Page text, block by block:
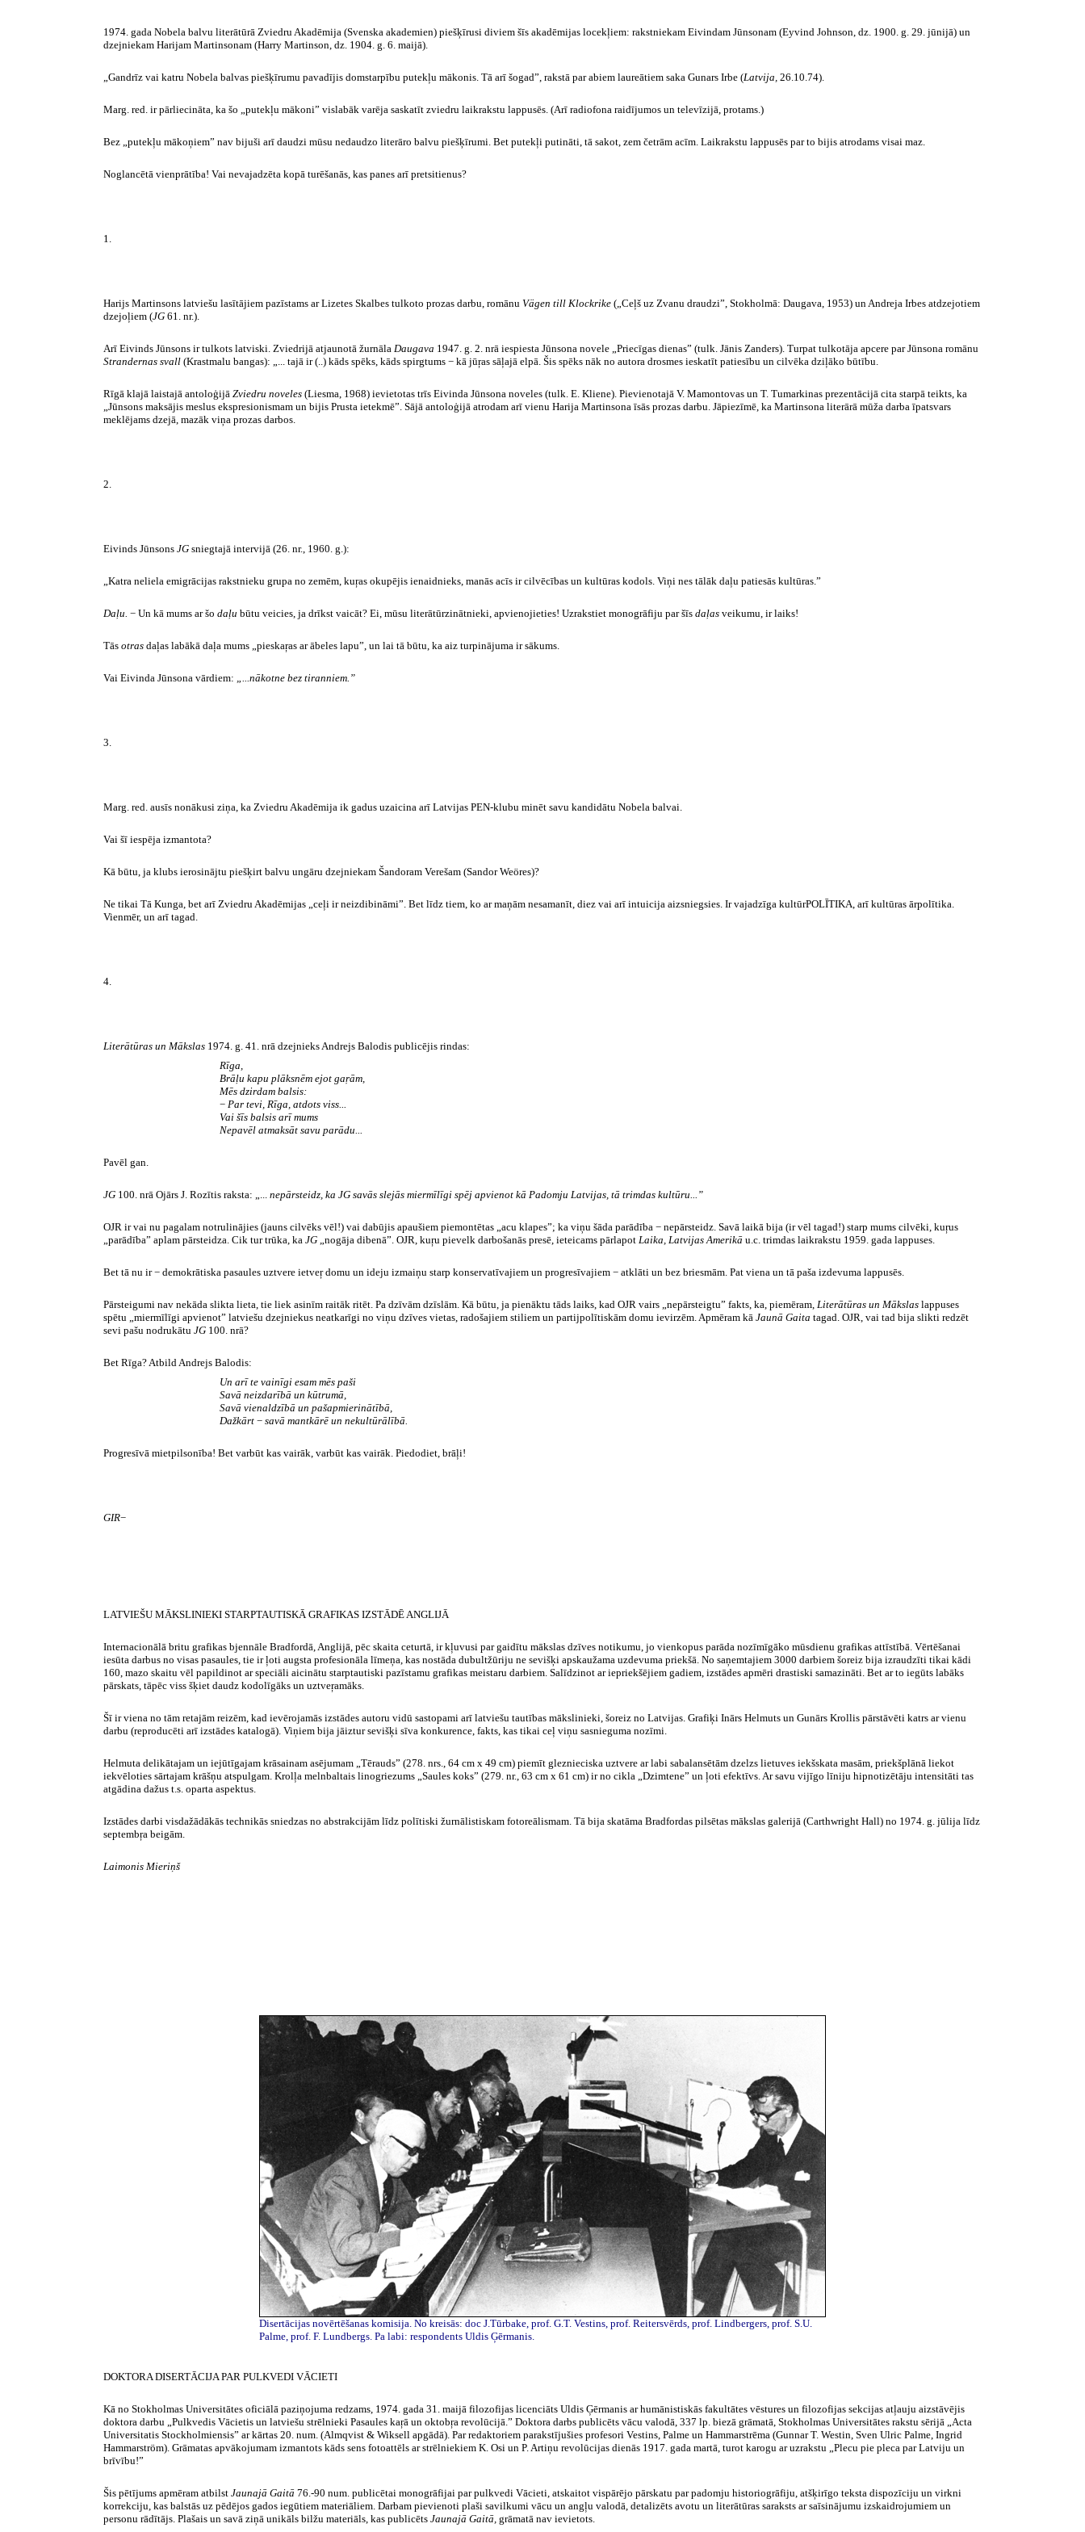
1974. gada Nobela balvu literātūrā Zviedru Akadēmija (Svenska akademien) piešķīrusi diviem šīs akadēmijas locekļiem: rakstniekam Eivindam Jūnsonam (Eyvind Johnson, dz. 1900. g. 29. jūnijā) un
dzejniekam Harijam Martinsonam (Harry Martinson, dz. 1904. g. 6. maijā).
„Gandrīz vai katru Nobela balvas piešķīrumu pavadījis domstarpību putekļu mākonis. Tā arī šogad”, rakstā par abiem laureātiem saka Gunars Irbe (Latvija, 26.10.74).
Marg. red. ir pārliecināta, ka šo „putekļu mākoni” vislabāk varēja saskatīt zviedru laikrakstu lappusēs. (Arī radiofona raidījumos un televīzijā, protams.)
Bez „putekļu mākoņiem” nav bijuši arī daudzi mūsu nedaudzo literāro balvu piešķīrumi. Bet putekļi putināti, tā sakot, zem četrām acīm. Laikrakstu lappusēs par to bijis atrodams visai maz.
Noglancētā vienprātība! Vai nevajadzēta kopā turēšanās, kas panes arī pretsitienus?
1.
Harijs Martinsons latviešu lasītājiem pazīstams ar Lizetes Skalbes tulkoto prozas darbu, romānu Vägen till Klockrike („Ceļš uz Zvanu draudzi”, Stokholmā: Daugava, 1953) un Andreja Irbes atdzejotiem
dzejoļiem (JG 61. nr.).
Arī Eivinds Jūnsons ir tulkots latviski. Zviedrijā atjaunotā žurnāla Daugava 1947. g. 2. nrā iespiesta Jūnsona novele „Priecīgas dienas” (tulk. Jānis Zanders). Turpat tulkotāja apcere par Jūnsona romānu
Strandernas svall (Krastmalu bangas): „... tajā ir (..) kāds spēks, kāds spirgtums − kā jūŗas sāļajā elpā. Šis spēks nāk no autora drosmes ieskatīt patiesību un cilvēka dziļāko būtību.
Rīgā klajā laistajā antoloģijā Zviedru noveles (Liesma, 1968) ievietotas trīs Eivinda Jūnsona noveles (tulk. E. Kliene). Pievienotajā V. Mamontovas un T. Tumarkinas prezentācijā cita starpā teikts, ka
„Jūnsons maksājis meslus ekspresionismam un bijis Prusta ietekmē”. Sājā antoloģijā atrodam arī vienu Harija Martinsona īsās prozas darbu. Jāpiezīmē, ka Martinsona literārā mūža darba īpatsvars
meklējams dzejā, mazāk viņa prozas darbos.
2.
Eivinds Jūnsons JG sniegtajā intervijā (26. nr., 1960. g.):
„Katra neliela emigrācijas rakstnieku grupa no zemēm, kuŗas okupējis ienaidnieks, manās acīs ir cilvēcības un kultūras kodols. Viņi nes tālāk daļu patiesās kultūras.”
Daļu. − Un kā mums ar šo daļu būtu veicies, ja drīkst vaicāt? Ei, mūsu literātūrzinātnieki, apvienojieties! Uzrakstiet monogrāfiju par šīs daļas veikumu, ir laiks!
Tās otras daļas labākā daļa mums „pieskaŗas ar ābeles lapu”, un lai tā būtu, ka aiz turpinājuma ir sākums.
Vai Eivinda Jūnsona vārdiem: „...nākotne bez tiranniem.”
3.
Marg. red. ausīs nonākusi ziņa, ka Zviedru Akadēmija ik gadus uzaicina arī Latvijas PEN-klubu minēt savu kandidātu Nobela balvai.
Vai šī iespēja izmantota?
Kā būtu, ja klubs ierosinājtu piešķirt balvu ungāru dzejniekam Šandoram Verešam (Sandor Weöres)?
Ne tikai Tā Kunga, bet arī Zviedru Akadēmijas „ceļi ir neizdibināmi”. Bet līdz tiem, ko ar maņām nesamanīt, diez vai arī intuicija aizsniegsies. Ir vajadzīga kultūrPOLĪTIKA, arī kultūras ārpolītika.
Vienmēr, un arī tagad.
4.
Literātūras un Mākslas 1974. g. 41. nrā dzejnieks Andrejs Balodis publicējis rindas:
Rīga,
Brāļu kapu plāksnēm ejot gaŗām,
Mēs dzirdam balsis:
− Par tevi, Rīga, atdots viss...
Vai šīs balsis arī mums
Nepavēl atmaksāt savu parādu...
Pavēl gan.
JG 100. nrā Ojārs J. Rozītis raksta: „... nepārsteidz, ka JG savās slejās miermīlīgi spēj apvienot kā Padomju Latvijas, tā trimdas kultūru...”
OJR ir vai nu pagalam notrulinājies (jauns cilvēks vēl!) vai dabūjis apaušiem piemontētas „acu klapes”; ka viņu šāda parādība − nepārsteidz. Savā laikā bija (ir vēl tagad!) starp mums cilvēki, kuŗus
„parādība” aplam pārsteidza. Cik tur trūka, ka JG „nogāja dibenā”. OJR, kuŗu pievelk darbošanās presē, ieteicams pārlapot Laika, Latvijas Amerikā u.c. trimdas laikrakstu 1959. gada lappuses.
Bet tā nu ir − demokrātiska pasaules uztvere ietveŗdomu un ideju izmaiņu starp konservatīvajiem un progresīvajiem − atklāti un bez briesmām. Pat viena un tā paša izdevuma lappusēs.
Pārsteigumi nav nekāda slikta lieta, tie liek asinīm raitāk ritēt. Pa dzīvām dzīslām. Kā būtu, ja pienāktu tāds laiks, kad OJR vairs „nepārsteigtu” fakts, ka, piemēram, Literātūras un Mākslas lappuses
spētu „miermīlīgi apvienot” latviešu dzejniekus neatkarīgi no viņu dzīves vietas, radošajiem stiliem un partijpolītiskām domu ievirzēm. Apmēram kā Jaunā Gaita tagad. OJR, vai tad bija slikti redzēt
sevi pašu nodrukātu JG 100. nrā?
Bet Rīga? Atbild Andrejs Balodis:
Un arī te vainīgi esam mēs paši
Savā neizdarībā un kūtrumā,
Savā vienaldzībā un pašapmierinātībā,
Dažkārt − savā mantkārē un nekultūrālībā.
Progresīvā mietpilsonība! Bet varbūt kas vairāk, varbūt kas vairāk. Piedodiet, brāļi!
GIR−
LATVIEŠU MĀKSLINIEKI STARPTAUTISKĀ GRAFIKAS IZSTĀDĒ ANGLIJĀ
Internacionālā britu grafikas bjennāle Bradfordā, Anglijā, pēc skaita ceturtā, ir kļuvusi par gaidītu mākslas dzīves notikumu, jo vienkopus parāda nozīmīgāko mūsdienu grafikas attīstībā. Vērtēšanai
iesūta darbus no visas pasaules, tie ir ļoti augsta profesionāla līmeņa, kas nostāda dubultžūriju ne sevišķi apskaužama uzdevuma priekšā. No saņemtajiem 3000 darbiem šoreiz bija izraudzīti tikai kādi
160, mazo skaitu vēl papildinot ar speciāli aicinātu starptautiski pazīstamu grafikas meistaru darbiem. Salīdzinot ar iepriekšējiem gadiem, izstādes apmēri drastiski samazināti. Bet ar to iegūts labāks
pārskats, tāpēc viss šķiet daudz kodolīgāks un uztveŗamāks.
Šī ir viena no tām retajām reizēm, kad ievērojamās izstādes autoru vidū sastopami arī latviešu tautības mākslinieki, šoreiz no Latvijas. Grafiķi Inārs Helmuts un Gunārs Krollis pārstāvēti katrs ar vienu
darbu (reproducēti arī izstādes katalogā). Viņiem bija jāiztur sevišķi sīva konkurence, fakts, kas tikai ceļ viņu sasnieguma nozīmi.
Helmuta delikātajam un iejūtīgajam krāsainam asējumam „Tērauds” (278. nrs., 64 cm x 49 cm) piemīt gleznieciska uztvere ar labi sabalansētām dzelzs lietuves iekšskata masām, priekšplānā liekot
iekvēloties sārtajam krāšņu atspulgam. Krolļa melnbaltais linogriezums „Saules koks” (279. nr., 63 cm x 61 cm) ir no cikla „Dzimtene” un ļoti efektīvs. Ar savu vijīgo līniju hipnotizētāju intensitāti tas
atgādina dažus t.s. oparta aspektus.
Izstādes darbi visdažādākās technikās sniedzas no abstrakcijām līdz polītiski žurnālistiskam fotoreālismam. Tā bija skatāma Bradfordas pilsētas mākslas galerijā (Carthwright Hall) no 1974. g. jūlija līdz
septembŗa beigām.
Laimonis Mieriņš
Disertācijas novērtēšanas komisija. No kreisās: doc J.Tūrbake, prof. G.T. Vestins, prof. Reitersvērds, prof. Lindbergers, prof. S.U.
Palme, prof. F. Lundbergs. Pa labi: respondents Uldis Ģērmanis.
DOKTORA DISERTĀCIJAPAR PULKVEDI VĀCIETI
Kā no Stokholmas Universitātes oficiālā paziņojuma redzams, 1974. gada 31. maijā filozofijas licenciāts Uldis Ģērmanis ar humānistiskās fakultātes vēstures un filozofijas sekcijas atļauju aizstāvējis
doktora darbu „Pulkvedis Vācietis un latviešu strēlnieki Pasaules kaŗā un oktobŗa revolūcijā.” Doktora darbs publicēts vācu valodā, 337 lp. biezā grāmatā, Stokholmas Universitātes rakstu sērijā „Acta
Universitatis Stockholmiensis” ar kārtas 20. num. (Almqvist & Wiksell apgādā). Par redaktoriem parakstījušies profesori Vestins, Palme un Hammarstrēma (GunnarT. Westin, Sven Ulric Palme, Ingrid
Hammarström). Grāmatas apvākojumam izmantots kāds sens fotoattēls ar strēlniekiem K. Osi un P. Artiņu revolūcijas dienās 1917. gada martā, turot karogu ar uzrakstu „Plecu pie pleca par Latviju un
brīvību!”
Šis pētījums apmēram atbilst Jaunajā Gaitā 76.-90 num. publicētai monogrāfijai par pulkvedi Vācieti, atskaitot vispārējo pārskatu par padomju historiogrāfiju, atšķirīgo teksta dispozīciju un virkni
korrekciju, kas balstās uz pēdējos gados iegūtiem materiāliem. Darbam pievienoti plaši savilkumi vācu un angļu valodā, detalizēts avotu un literātūras saraksts ar saīsinājumu izskaidrojumiem un
personu rādītājs. Plašais un savā ziņā unikāls bilžu materiāls, kas publicēts Jaunajā Gaitā, grāmatā nav ievietots.